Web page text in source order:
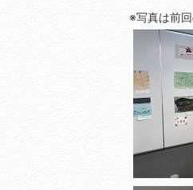
※写真は前回